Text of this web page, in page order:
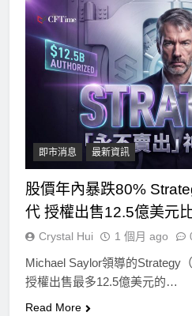
即市消息 最新資訊
股價年內暴跌80%
代 授權出售12.5億美元
Crystal Hui 1 個月 ago
Michael Saylor領導的Strategy
授權出售最多12.5億美元的…
Read More